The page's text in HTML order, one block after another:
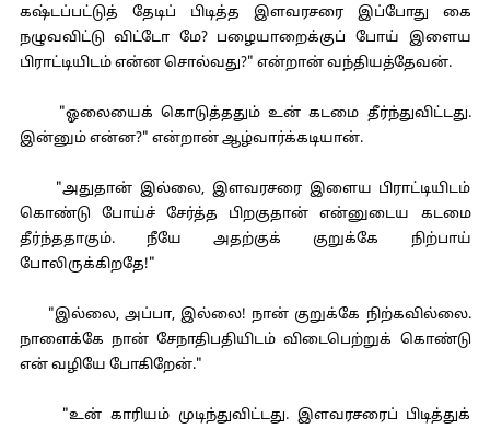
கஷ்டப்பட்டுத் தேடிப் பிடித்த இளவரசரை இப்போது கை
நழுவவிட்டு விட்டோ மே? பழையாறைக்குப் போய் இளைய
பிராட்டியிடம் என்ன சொல்வது?" என்றான் வந்தியத்தேவன்.
"ஓலையைக் கொடுத்ததும் உன் கடமை தீர்ந்துவிட்டது.
இன்னும் என்ன?" என்றான் ஆழ்வார்க்கடியான்.
"அதுதான் இல்லை, இளவரசரை இளைய பிராட்டியிடம்
கொண்டு போய்ச் சேர்த்த பிறகுதான் என்னுடைய கடமை
தீர்ந்ததாகும். நீயே அதற்குக் குறுக்கே நிற்பாய்
போலிருக்கிறதே!"
"இல்லை, அப்பா, இல்லை! நான் குறுக்கே நிற்கவில்லை.
நாளைக்கே நான் சேநாதிபதியிடம் விடைபெற்றுக் கொண்டு
என் வழியே போகிறேன்."
"உன் காரியம் முடிந்துவிட்டது. இளவரசரைப் பிடித்துக்